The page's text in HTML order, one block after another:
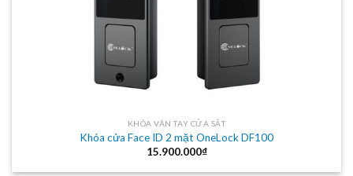
KHÓA VÂN TAY CỬA SẮT
Khóa cửa Face ID 2 mặt OneLock DF100
15.900.000₫